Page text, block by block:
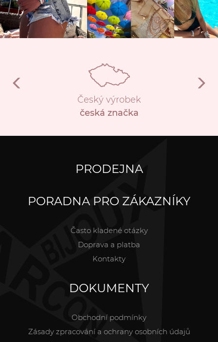
Český výrobek
česká značka
PRODEJNA
PORADNA PRO ZÁKAZNÍKY
Často kladené otázky
Doprava a platba
Kontakty
DOKUMENTY
Obchodní podmínky
Zásady zpracování a ochrany osobních údajů